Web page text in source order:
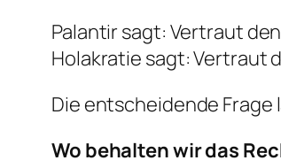
Palantir sagt: Vertraut
Holakratie sagt:Vertraut
Die entscheidende
Wo behalten wir das